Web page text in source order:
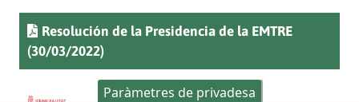
Document
Resolución de la Presidencia de la EMTRE
(30/03/2022)
Paràmetres de privadesa